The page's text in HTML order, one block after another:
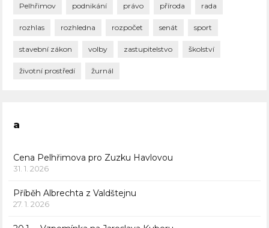
Pelhřimov podnikání právo příroda rada
rozhlas rozhledna rozpočet senát sport
stavební zákon volby zastupitelstvo školství
životní prostředí žurnál
a
Cena Pelhřimova pro Zuzku Havlovou
31. 1. 2026
Příběh Albrechta z Valdštejnu
27. 1. 2026